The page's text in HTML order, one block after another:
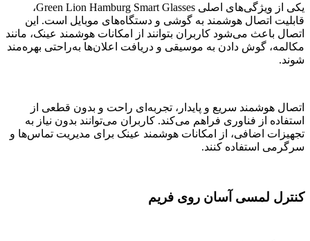
یکی از ویژگی‌های اصلی Green Lion Hamburg Smart Glasses،
قابلیت اتصال هوشمند به گوشی و دستگاه‌های موبایل است. این
اتصال باعث می‌شود کاربران بتوانند از امکانات هوشمند عینک، مانند
مکالمه، گوش دادن به موسیقی و دریافت اعلان‌ها به‌راحتی بهره‌مند
شوند.
اتصال هوشمند سریع و پایدار، تجربه‌ای راحت و بدون قطعی از
استفاده از فناوری فراهم می‌کند. کاربران می‌توانند بدون نیاز به
تجهیزات اضافی، از امکانات هوشمند عینک برای مدیریت تماس‌ها و
سرگرمی استفاده کنند.
کنترل لمسی آسان روی فریم